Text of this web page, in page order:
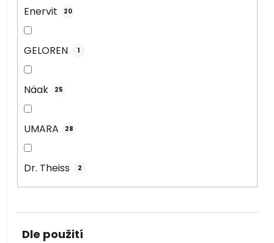
Enervit 20
GELOREN 1
Näak 25
UMARA 28
Dr. Theiss 2
Dle použití